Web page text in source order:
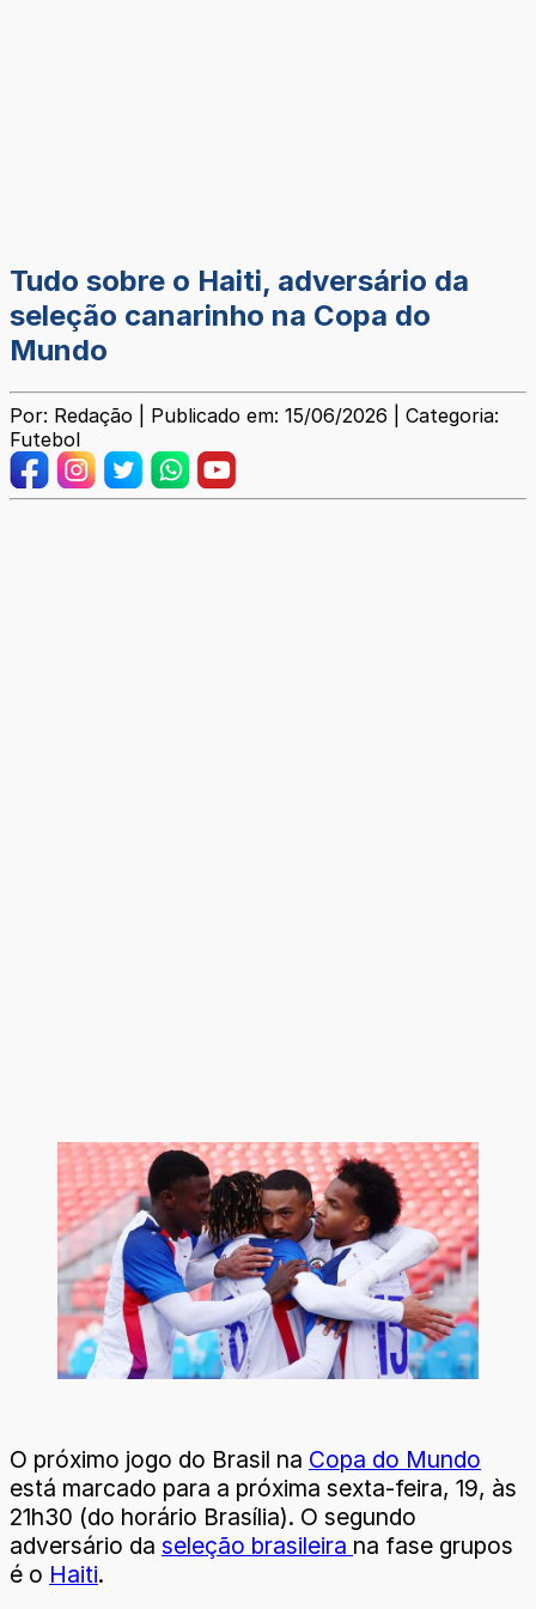
Tudo sobre o Haiti, adversário da
seleção canarinho na Copa do
Mundo
Por: Redação | Publicado em: 15/06/2026 | Categoria:
Futebol
O próximo jogo do Brasil na Copa do Mundo
está marcado para a próxima sexta-feira, 19, às
21h30 (do horário Brasília). O segundo
adversário da seleção brasileira na fase grupos
é o Haiti.